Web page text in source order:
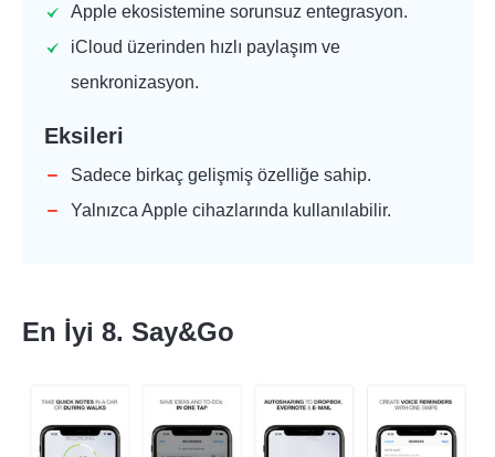
Apple ekosistemine sorunsuz entegrasyon.
iCloud üzerinden hızlı paylaşım ve
senkronizasyon.
Eksileri
Sadece birkaç gelişmiş özelliğe sahip.
Yalnızca Apple cihazlarında kullanılabilir.
En İyi 8. Say&Go